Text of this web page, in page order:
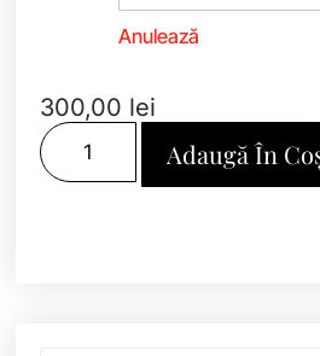
Anulează
300,00 lei
Adaugă În